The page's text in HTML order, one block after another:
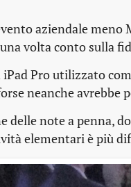
aziendale
volta conto sulla
Pro utilizzato
neanche avrebbe
delle note a penna,
elementari è più